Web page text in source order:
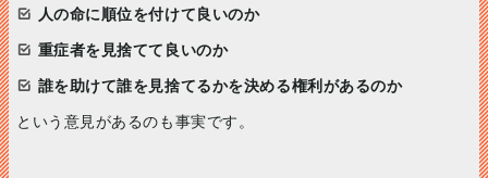
人の命に順位を付けて良いのか
重症者を見捨てて良いのか
誰を助けて誰を見捨てるかを決める権利があるのか
という意見があるのも事実です。